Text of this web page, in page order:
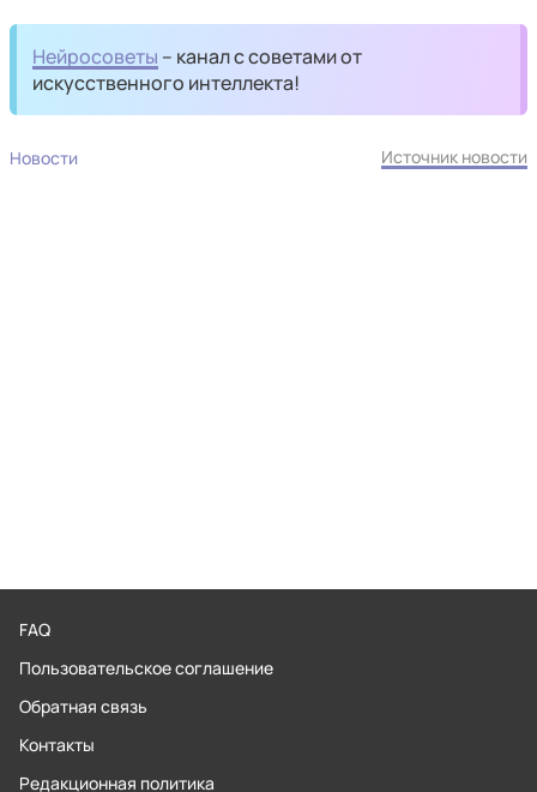
Нейросоветы – канал с советами от
искусственного интеллекта!
Новости Источник новости
FAQ
Пользовательское соглашение
Обратная связь
Контакты
Редакционная политика